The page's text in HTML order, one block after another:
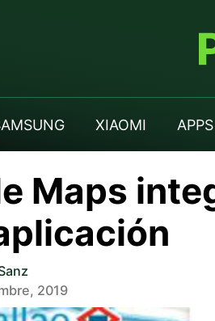
XIAOMI APPS
Maps
2019